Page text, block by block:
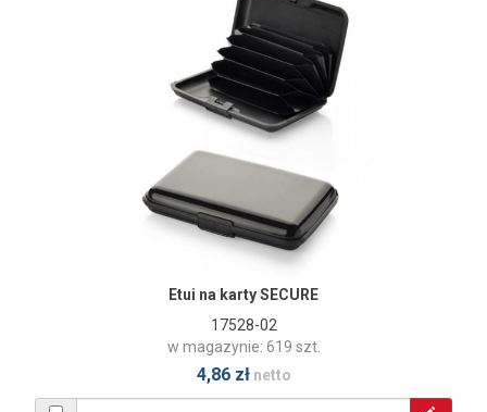
Etui na karty SECURE
17528-02
w magazynie: 619 szt.
4,86 złnetto